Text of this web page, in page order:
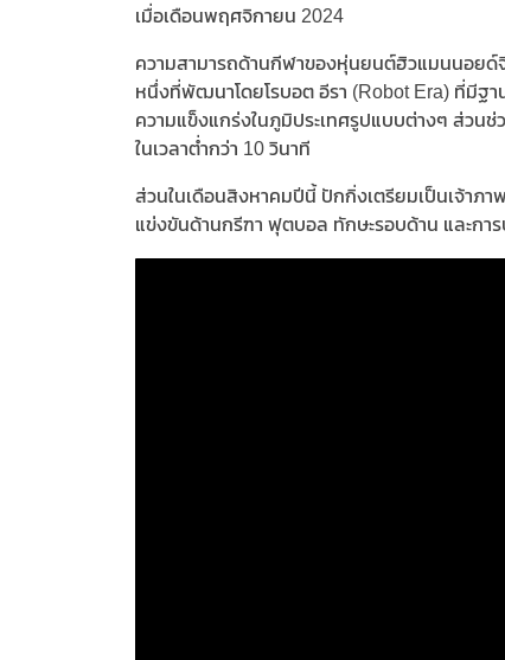
เมื่อเดือนพฤศจิกายน 2024
ความสามารถด้านกีฬาของหุ่นยนต์ฮิวแมนนอยด์
หนึ่งที่พัฒนาโดยโรบอต อีรา (Robot Era) ที่มีฐา
ความแข็งแกร่งในภูมิประเทศรูปแบบต่างๆ ส่วน
ในเวลาต่ำกว่า 10 วินาที
ส่วนในเดือนสิงหาคมปีนี้ ปักกิ่งเตรียมเป็นเจ้าภ
แข่งขันด้านกรีฑา ฟุตบอล ทักษะรอบด้าน และกา